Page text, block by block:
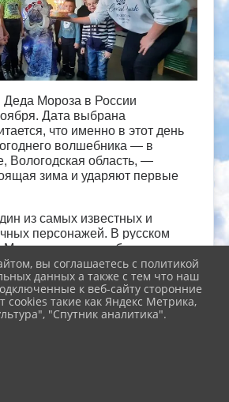
Мороза в России
Дата выбрана
что именно в этот день
волшебника — в
Вологодская область, —
зима и ударяют первые
из самых известных и
персонажей. В русском
изначально был
холода, снегопадов и
с течением времени его образ
поначалу с
праздниками, а затем с
года.
стране воспринимают
дарителя, того, кто
с любимым праздником. Но
вы соглашаетесь с политикой
данных а также с тем что наш
к веб-сайту сторонние
cookies такие как Яндекс Метрика,
"Спутник аналитика".